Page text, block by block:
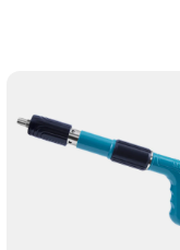
design, coupled
allows for high torque
compact design make